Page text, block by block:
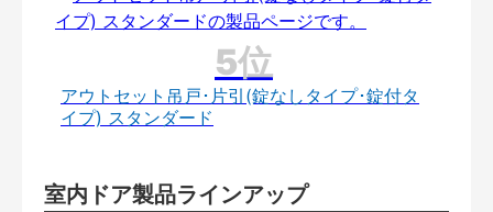
アウトセット吊戸･片引(錠なしタイプ･錠付タ
イプ) スタンダード
室内ドア製品ラインアップ